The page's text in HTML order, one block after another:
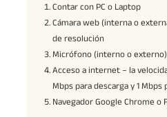
Contar con PC o Laptop
Cámara web (interna o
de resolución
Micrófono (interno o externo)
Acceso a internet – la
Mbps para descarga y 1
Navegador Google Chrome